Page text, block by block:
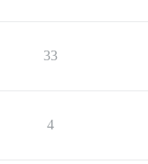
33
4